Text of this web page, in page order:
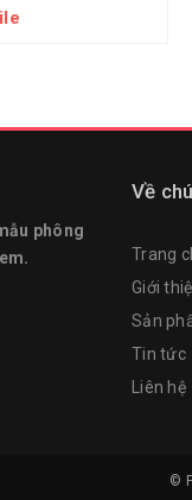
phông
Về
Trang
Giới
Sản
Tin tức
Liên hệ
©